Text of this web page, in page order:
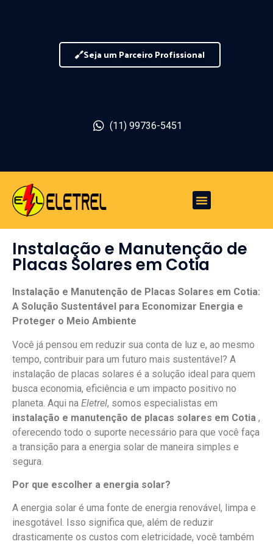
Seja um Parceiro Profissional
(11) 99736-5451
Instalação e Manutenção de
Placas Solares em Cotia
Instalação e Manutenção de Placas Solares em Cotia:
A Solução Sustentável para Economizar Energia e
Proteger o Meio Ambiente
Você já pensou em reduzir sua conta de luz e, ao mesmo
tempo, contribuir para um futuro mais sustentável? A
instalação de placas solares é a solução ideal para quem
busca economia, eficiência e um impacto positivo no
planeta. Aqui na Eletrel, somos especialistas em
instalação e manutenção de placas solares em Cotia ,
oferecendo todo o suporte necessário para que você faça
a transição para a energia solar de maneira simples e
segura.
Por que escolher a energia solar?
A energia solar é uma fonte de energia renovável, limpa e
inesgotável. Isso significa que, além de reduzir
drasticamente os custos com eletricidade, você também